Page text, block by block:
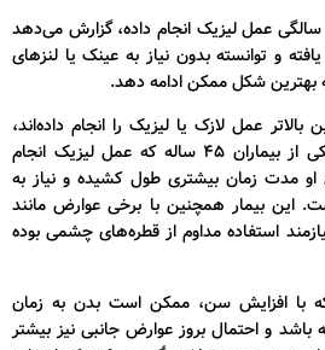
یکی از بیمارانی که در سن ۲۵ سالگی عمل لیزیک انجام داده، گزارش می‌دهد
و توانسته بدون نیاز به عینک یا لنزهای
بهترین شکل ممکن ادامه دهد.
عمل لازک یا لیزیک را انجام داده‌اند،
تجربیات متفاوتی داشته‌اند. یکی از بیماران ۴۵ ساله که عمل لیزیک انجام
او مدت زمان بیشتری طول کشیده و نیاز به
این بیمار همچنین با برخی عوارض مانند
استفاده مداوم از قطره‌های چشمی بوده
با افزایش سن، ممکن است بدن به زمان
باشد و احتمال بروز عوارض جانبی نیز بیشتر